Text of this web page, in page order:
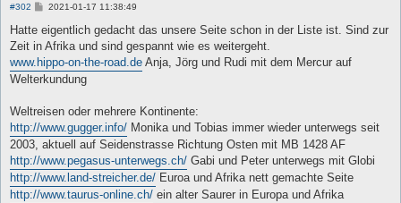
#302
B
i
r
a
g
2021-01-17 11:38:49
Hatte eigentlich gedacht das unsere Seite schon in der Liste ist. Sind zur
Zeit in Afrika und sind gespannt wie es weitergeht.
www.hippo-on-the-road.de Anja, Jörg und Rudi mit dem Mercur auf
Welterkundung
Weltreisen oder mehrere Kontinente:
http://www.gugger.info/ Monika und Tobias immer wieder unterwegs seit
2003, aktuell auf Seidenstrasse Richtung Osten mit MB 1428 AF
http://www.pegasus-unterwegs.ch/ Gabi und Peter unterwegs mit Globi
http://www.land-streicher.de/ Euroa und Afrika nett gemachte Seite
http://www.taurus-online.ch/ ein alter Saurer in Europa und Afrika